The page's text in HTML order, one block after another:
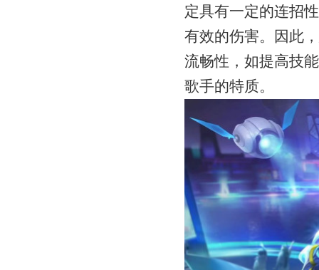
定具有一定的连招
有效的伤害。因此
流畅性，如提高技
歌手的特质。